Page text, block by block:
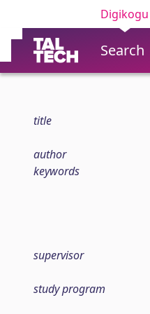
Digikogu
Search
title
author
keywords
supervisor
study program